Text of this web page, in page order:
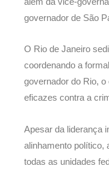
governador de São
O Rio de Janeiro
coordenando a
governador do Rio,
eficazes contra a
Apesar da liderança
alinhamento político,
todas as unidades